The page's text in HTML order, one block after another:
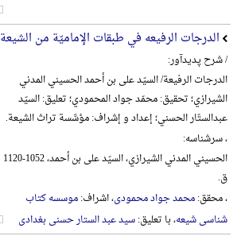
الدرجات الرفیعه في طبقات الإمامیّة من الشیعة
/ شرح پدیدآور:
الدرجات الرفیعة/ السیّد علی بن أحمد الحسیني المدني
الشیرازي؛ تحقیق: محمّد جواد المحمودي؛ تعلیق: السیّد
عبدالستّار الحسني؛ إعداد و إشراف: مؤسَّسة تراث الشیعة.
، سرشناسه:
الحسیني المدني الشیرازي، السیّد علی بن أحمد، 1052-1120
ق.
، محقق:محمد جواد محمودی، اشراف:موسسه کتاب
شناسی شیعه، با تعلیق:سید عبد الستار حسنی بغدادی